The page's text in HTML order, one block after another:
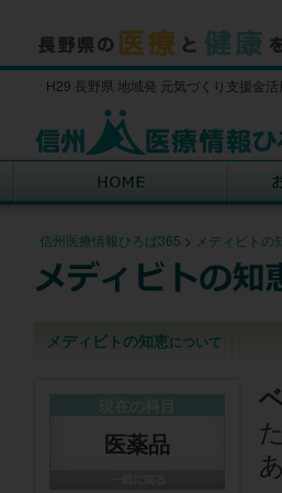
H29 長野県 地域発 元気づくり支援金活
信州医療情報ひろば365 > メディビトの
メディビトの知恵について
医薬品